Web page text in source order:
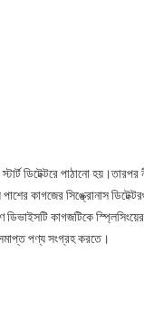
ডিটেক্টরে পাঠানো হয়।তারপর
কাগজের সিঙ্ক্রোনাস
কাগজটিকে
সমাপ্ত পণ্য সংগ্রহ করতে।